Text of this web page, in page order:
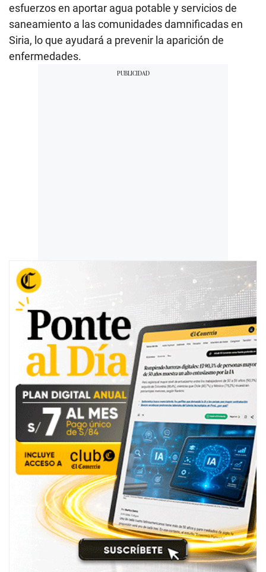
esfuerzos en aportar agua potable y servicios de
saneamiento a las comunidades damnificadas en
Siria, lo que ayudará a prevenir la aparición de
enfermedades.